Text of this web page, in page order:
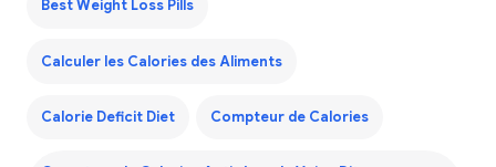
Best Weight Loss Pills
Calculer les Calories des Aliments
Calorie Deficit Diet Compteur de Calories